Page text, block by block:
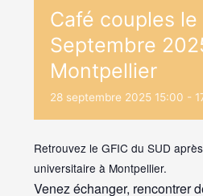
Café couples le
Septembre
Montpellier
28 septembre 2025 15:00 -
Retrouvez le GFIC du SUD
universitaire à Montpellier.
Venez échanger, rencontrer